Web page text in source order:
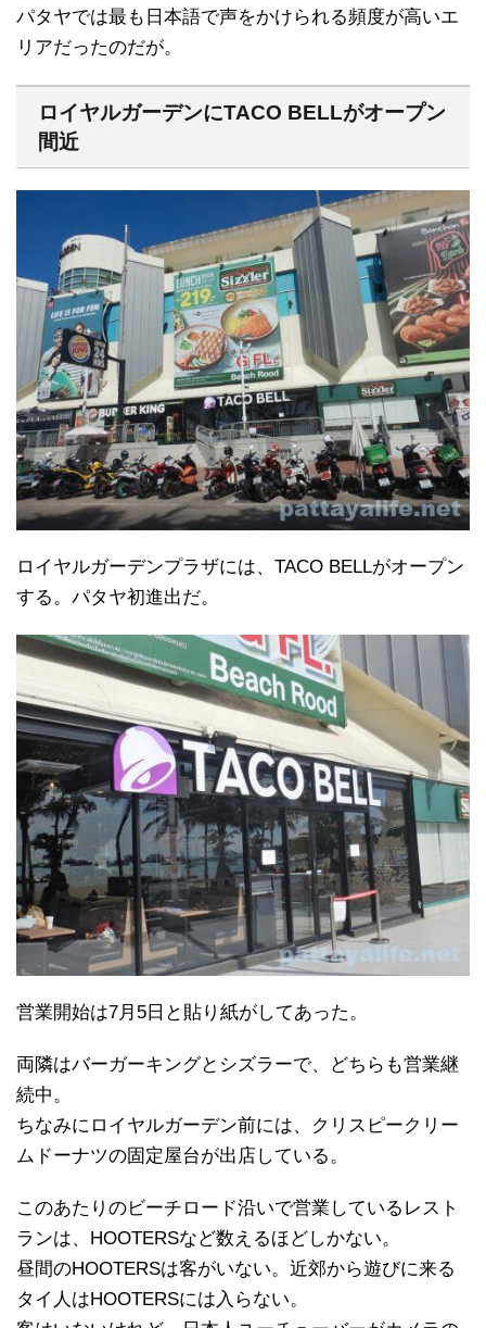
パタヤでは最も日本語で声をかけられる頻度が高いエ
リアだったのだが。
ロイヤルガーデンにTACO BELLがオープン
間近
ロイヤルガーデンプラザには、TACO BELLがオープン
する。パタヤ初進出だ。
営業開始は7月5日と貼り紙がしてあった。
両隣はバーガーキングとシズラーで、どちらも営業継
続中。
ちなみにロイヤルガーデン前には、クリスピークリー
ムドーナツの固定屋台が出店している。
このあたりのビーチロード沿いで営業しているレスト
ランは、HOOTERSなど数えるほどしかない。
昼間のHOOTERSは客がいない。近郊から遊びに来る
タイ人はHOOTERSには入らない。